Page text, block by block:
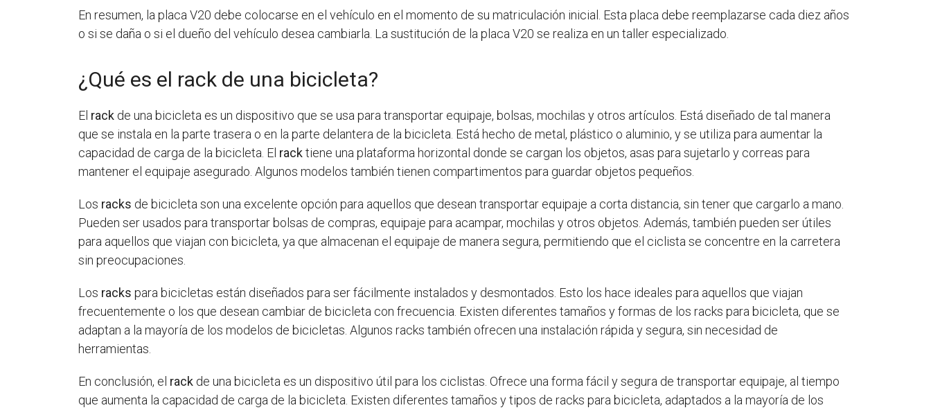
En resumen, la placa V20 debe colocarse en el vehículo en el momento de su matriculación inicial. Esta placa debe reemplazarse cada diez años
o si se daña o si el dueño del vehículo desea cambiarla. La sustitución de la placa V20 se realiza en un taller especializado.
¿Qué es el rack de una bicicleta?
El rack de una bicicleta es un dispositivo que se usa para transportar equipaje, bolsas, mochilas y otros artículos. Está diseñado de tal manera
que se instala en la parte trasera o en la parte delantera de la bicicleta. Está hecho de metal, plástico o aluminio, y se utiliza para aumentar la
capacidad de carga de la bicicleta. El racktiene una plataforma horizontal donde se cargan los objetos, asas para sujetarlo y correas para
mantener el equipaje asegurado. Algunos modelos también tienen compartimentos para guardar objetos pequeños.
Los racks de bicicleta son una excelente opción para aquellos que desean transportar equipaje a corta distancia, sin tener que cargarlo a mano.
Pueden ser usados para transportar bolsas de compras, equipaje para acampar, mochilas y otros objetos. Además, también pueden ser útiles
para aquellos que viajan con bicicleta, ya que almacenan el equipaje de manera segura, permitiendo que el ciclista se concentre en la carretera
sin preocupaciones.
Los racks para bicicletas están diseñados para ser fácilmente instalados y desmontados. Esto los hace ideales para aquellos que viajan
frecuentemente o los que desean cambiar de bicicleta con frecuencia. Existen diferentes tamaños y formas de los racks para bicicleta, que se
adaptan a la mayoría de los modelos de bicicletas. Algunos racks también ofrecen una instalación rápida y segura, sin necesidad de
herramientas.
En conclusión, el rack de una bicicleta es un dispositivo útil para los ciclistas. Ofrece una forma fácil y segura de transportar equipaje, al tiempo
que aumenta la capacidad de carga de la bicicleta. Existen diferentes tamaños y tipos de racks para bicicleta, adaptados a la mayoría de los